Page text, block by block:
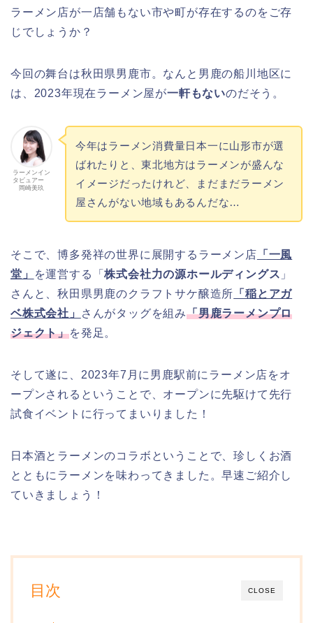
ラーメン店が一店舗もない市や町が存在するのをご存
じでしょうか？
今回の舞台は秋田県男鹿市。なんと男鹿の船川地区に
は、2023年現在ラーメン屋が一軒もないのだそう。
ラーメンイン
タビュアー
岡崎美玖
今年はラーメン消費量日本一に山形市が選
ばれたりと、東北地方はラーメンが盛んな
イメージだったけれど、まだまだラーメン
屋さんがない地域もあるんだな…
そこで、博多発祥の世界に展開するラーメン店 「一風
堂」
を運営する「株式会社力の源ホールディングス 」
さんと、秋田県男鹿のクラフトサケ醸造所 「稲とアガ
ベ株式会社」
さんがタッグを組み「男鹿ラーメンプロ
ジェクト」を発足。
そして遂に、2023年7月に男鹿駅前にラーメン店をオ
ープンされるということで、オープンに先駆けて先行
試食イベントに行ってまいりました！
日本酒とラーメンのコラボということで、珍しくお酒
とともにラーメンを味わってきました。早速ご紹介し
ていきましょう！
CLOSE
目次